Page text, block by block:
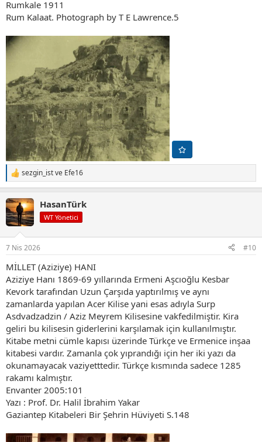
Rumkale 1911
Rum Kalaat. Photograph by T E Lawrence.5
T
e
k
i
l
sezgin_istve Efe16
HasanTürk
WT Yönetici
7 Nis 2026 #10
MİLLET (Aziziye) HANI
Aziziye Hanı 1869-69 yıllarında Ermeni Aşcıoğlu Kesbar
Kevork tarafından Uzun Çarşıda yaptırılmış ve aynı
zamanlarda yapılan Acer Kilise yani esas adıyla Surp
Asdvadzadzin / Aziz Meyrem Kilisesine vakfedilmiştir. Kira
geliri bu kilisesin giderlerini karşılamak için kullanılmıştır.
Kitabe metni cümle kapısı üzerinde Türkçe ve Ermenice inşaa
kitabesi vardır. Zamanla çok yıprandığı için her iki yazı da
okunamayacak vaziyetttedir. Türkçe kısmında sadece 1285
rakamı kalmıştır.
Envanter 2005:101
Yazı : Prof. Dr. Halil İbrahim Yakar
Gaziantep Kitabeleri Bir Şehrin Hüviyeti S.148